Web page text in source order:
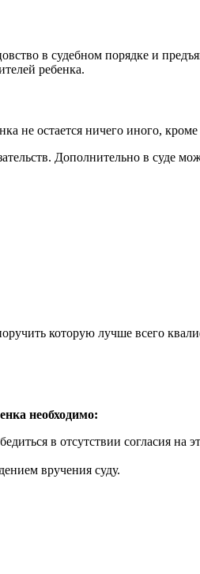
в судебном порядке и
ребенка.
остается ничего иного, кроме
Дополнительно в суде
которую лучше всего
необходимо:
в отсутствии согласия на
вручения суду.